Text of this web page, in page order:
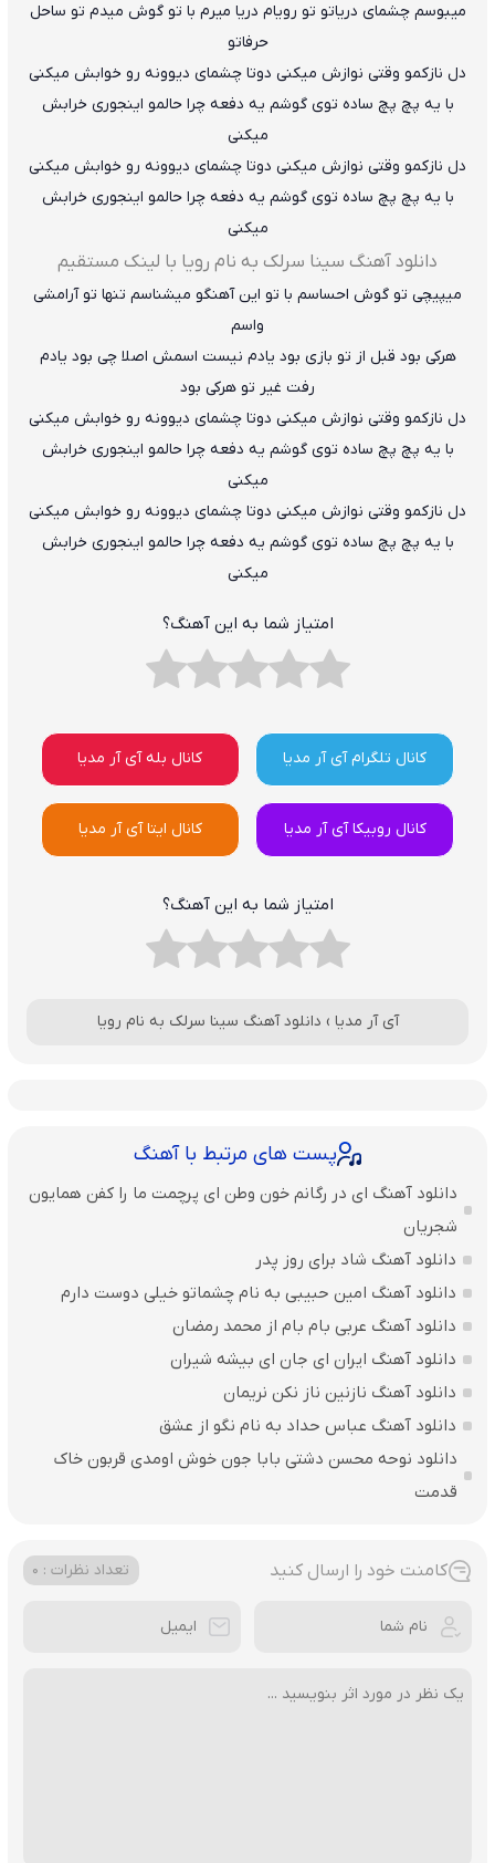
میبوسم چشمای دریاتو تو رویام دریا میرم با تو گوش میدم تو ساحل
حرفاتو
دل نازکمو وقتی نوازش میکنی دوتا چشمای دیوونه رو خوابش میکنی
با یه پچ پچ ساده توی گوشم یه دفعه چرا حالمو اینجوری خرابش
میکنی
دل نازکمو وقتی نوازش میکنی دوتا چشمای دیوونه رو خوابش میکنی
با یه پچ پچ ساده توی گوشم یه دفعه چرا حالمو اینجوری خرابش
میکنی
دانلود آهنگ سینا سرلک به نام رویا با لینک مستقیم
میپیچی تو گوش احساسم با تو این آهنگو میشناسم تنها تو آرامشی
واسم
هرکی بود قبل از تو بازی بود یادم نیست اسمش اصلا چی بود یادم
رفت غیر تو هرکی بود
دل نازکمو وقتی نوازش میکنی دوتا چشمای دیوونه رو خوابش میکنی
با یه پچ پچ ساده توی گوشم یه دفعه چرا حالمو اینجوری خرابش
میکنی
دل نازکمو وقتی نوازش میکنی دوتا چشمای دیوونه رو خوابش میکنی
با یه پچ پچ ساده توی گوشم یه دفعه چرا حالمو اینجوری خرابش
میکنی
امتیاز شما به این آهنگ؟
کانال تلگرام آی آر مدیا کانال بله آی آر مدیا
کانال روبیکا آی آر مدیا کانال ایتا آی آر مدیا
امتیاز شما به این آهنگ؟
آی آر مدیا › دانلود آهنگ سینا سرلک به نام رویا
پست های مرتبط با آهنگ
دانلود آهنگ ای در رگانم خون وطن ای پرچمت ما را کفن همایون
شجریان
دانلود آهنگ شاد برای روز پدر
دانلود آهنگ امین حبیبی به نام چشماتو خیلی دوست دارم
دانلود آهنگ عربی بام بام از محمد رمضان
دانلود آهنگ ایران ای جان ای بیشه شیران
دانلود آهنگ نازنین ناز نکن نریمان
دانلود آهنگ عباس حداد به نام نگو از عشق
دانلود نوحه محسن دشتی بابا جون خوش اومدی قربون خاک
قدمت
کامنت خود را ارسال کنید تعداد نظرات : 0